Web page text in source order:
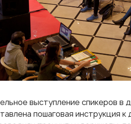
выступление спикеров в
пошаговая инструкция